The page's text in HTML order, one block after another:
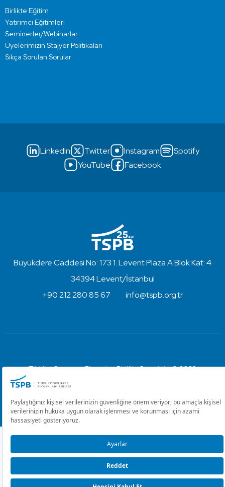
Birlikte Eğitim
Yatırımcı Eğitimleri
Seminerler/Webinarlar
Üyelerimizin Stajyer Politikaları
Sıkça Sorulan Sorular
LinkedIn Twitter Instagram
Spotify
YouTube
Facebook
Büyükdere Caddesi No: 173 1. Levent Plaza A Blok Kat: 4
34394 Levent/İstanbul
+90 212 280 85 67
info@tspb.org.tr
Türkiye Sermaye Piyasaları Birliği ⋅ Copyright © 2023
Çerez Ayarlarını Düzenle